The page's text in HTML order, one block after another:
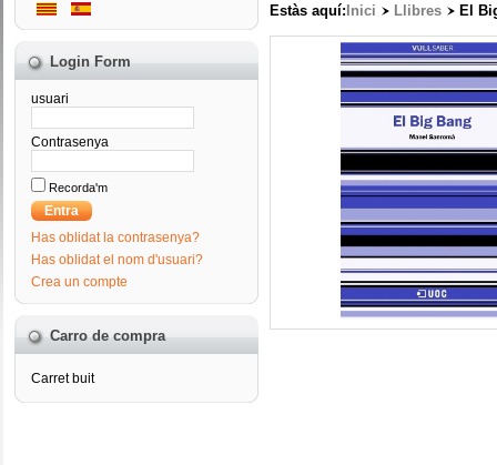
Login Form
usuari
Contrasenya
Recorda'm
Has oblidat la contrasenya?
Has oblidat el nom d'usuari?
Crea un compte
Carro de compra
Carret buit
Estàs aquí: Inici Llibres El